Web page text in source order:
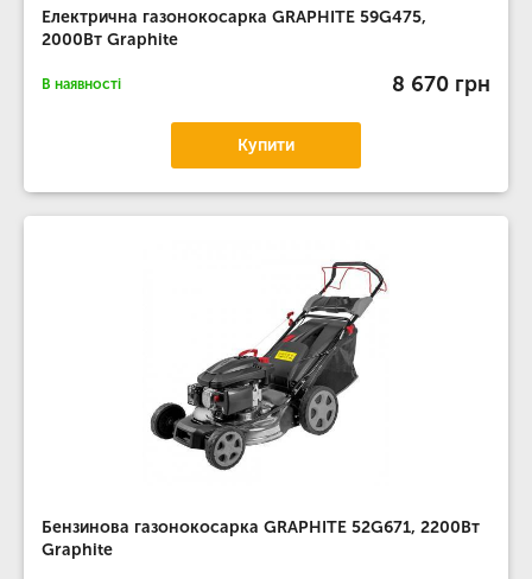
Електрична газонокосарка GRAPHITE 59G475,
2000Вт Graphite
В наявності 8 670 грн
Купити
Бензинова газонокосарка GRAPHITE 52G671, 2200Вт
Graphite